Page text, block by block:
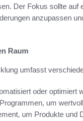
Der Fokus sollte auf
anzupassen
Raum
umfasst
oder optimiert
um
um Produkte und